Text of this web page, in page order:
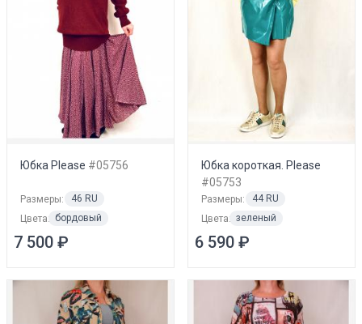
Юбка Please #05756
Размеры:
46 RU
Цвета: бордовый
7 500 ₽
Юбка короткая. Please
#05753
Размеры:
44 RU
Цвета: зеленый
6 590 ₽